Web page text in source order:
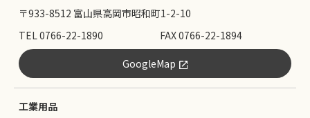
〒933-8512 富山県高岡市昭和町1-2-10
TEL 0766-22-1890
FAX 0766-22-1894
GoogleMap
工業用品